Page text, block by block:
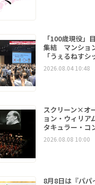
「100歳現役」
集結 マンショ
「うぇるねすシ
2026.08.04 10:48
スクリーン×オ
ョン・ウィリア
タキュラー・コ
2026.08.08 10:00
8月8日は『パパ